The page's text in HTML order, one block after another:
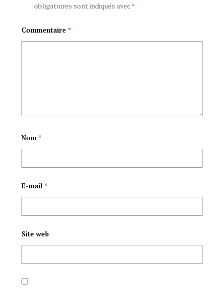
mis en place par le
obligatoires sont indiqués avec *
Commentaire *
Nom *
E-mail *
Site web